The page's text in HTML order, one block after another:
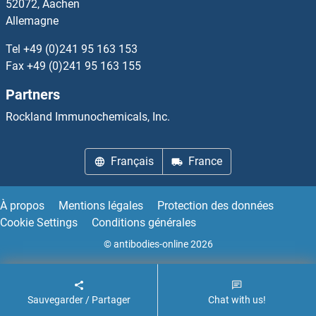
HHIP Kits ELISA
HIBADH Kits ELISA
HIBCH Kits ELISA
HIF3A Kits ELISA
High Mobility Group AT-Hook 1 Kits ELISA
52072, Aachen
Allemagne
Tel +49 (0)241 95 163 153
Fax +49 (0)241 95 163 155
Partners
Rockland Immunochemicals, Inc.
Français France
À propos Mentions légales
Protection des données
Cookie Settings
Conditions générales
© antibodies-online 2026
Sauvegarder / Partager Chat with us!